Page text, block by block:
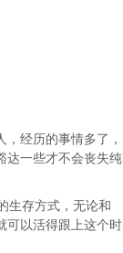
经历的事情多了，
达一些才不会丧失纯
生存方式，无论和
可以活得跟上这个时